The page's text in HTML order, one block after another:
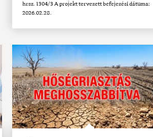
hrsz. 1304/3 A projekt tervezett befejezési dátuma:
2026.02.28.